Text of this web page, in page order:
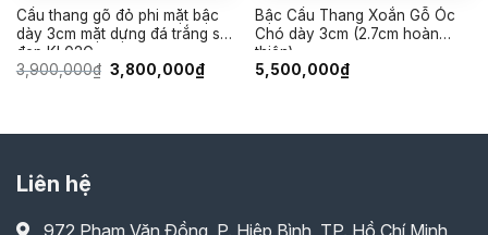
Cầu thang gõ đỏ phi mặt bậc
dày 3cm mặt dựng đá trắng sứ
đẹp KL02G
3,900,000₫ Giá
gốc
3,800,000₫Giá
hiện
Bậc Cầu Thang Xoắn Gỗ Óc
Chó dày 3cm (2.7cm hoàn
thiện)
5,500,000₫
Liên hệ
972 Phạm Văn Đồng, P. Hiệp Bình, TP. Hồ Chí Minh